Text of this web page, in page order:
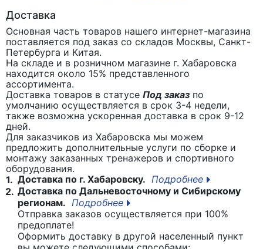
Доставка
Основная часть товаров нашего интернет-магазина
поставляется под заказ со складов Москвы, Санкт-
Петербурга и Китая.
На складе и в розничном магазине г. Хабаровска
находится около 15% представленного
ассортимента.
Доставка товаров в статусе Под заказ по
умолчанию осуществляется в срок 3-4 недели,
также возможна ускоренная доставка в срок 9-12
дней.
Для заказчиков из Хабаровска мы можем
предложить дополнительные услуги по сборке и
монтажу заказанных тренажеров и спортивного
оборудования.
1. Доставка по г. Хабаровску. Подробнее
2. Доставка по Дальневосточному и Сибирскому
регионам. Подробнее
Отправка заказов осуществляется при 100%
предоплате!
Оформить доставку в другой населенный пункт